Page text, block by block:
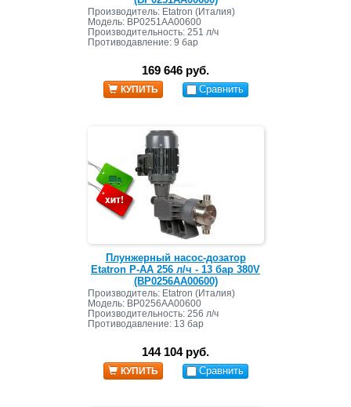
Производитель: Etatron (Италия)
Модель: BP0251AA00600
Производительность: 251 л/ч
Противодавление: 9 бар
169 646 руб.
КУПИТЬ Сравнить
Плунжерный насос-дозатор
Etatron P-AA 256 л/ч - 13 бар 380V
(BP0256AA00600)
Производитель: Etatron (Италия)
Модель: BP0256AA00600
Производительность: 256 л/ч
Противодавление: 13 бар
144 104 руб.
КУПИТЬ Сравнить